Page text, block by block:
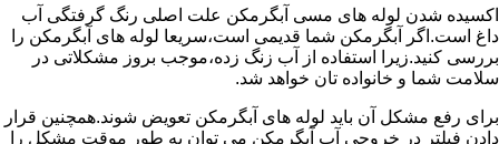
اکسیده شدن لوله های مسی آبگرمکن علت اصلی رنگ گرفتگی آب
داغ است.اگر آبگرمکن شما قدیمی است،سریعا لوله های آبگرمکن را
بررسی کنید.زیرا استفاده از آب زنگ زده،موجب بروز مشکلاتی در
سلامت شما و خانواده تان خواهد شد.
برای رفع مشکل آن باید لوله های آبگرمکن تعویض شوند.همچنین قرار
دادن فیلتر در خروجی آب آبگرمکن می توان به طور موقت مشکل را